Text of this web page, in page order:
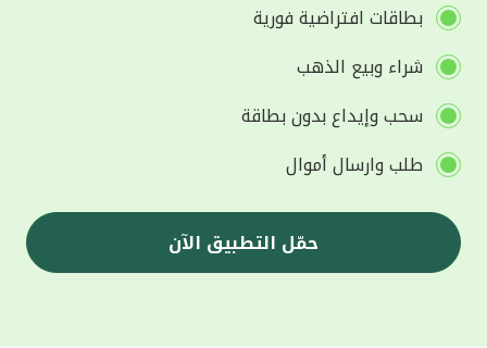
بطاقات افتراضية فورية
شراء وبيع الذهب
سحب وإيداع بدون بطاقة
طلب وارسال أموال
حمّل التطبيق الآن